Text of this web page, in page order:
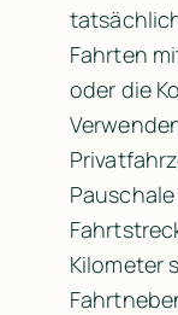
Fahrten
oder die
Kilometer